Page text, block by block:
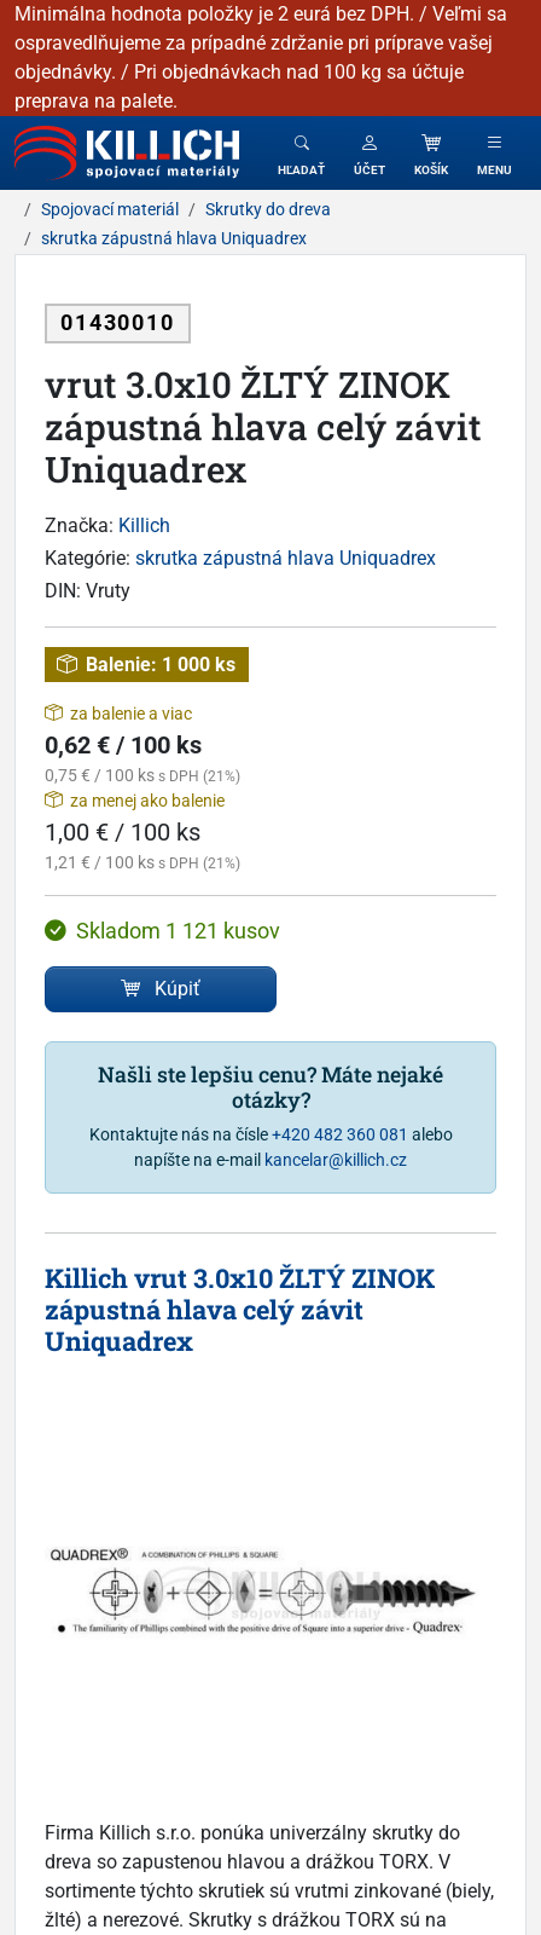
Minimálna hodnota položky je 2 eurá bez DPH. / Veľmi sa
ospravedlňujeme za prípadné zdržanie pri príprave vašej
objednávky. / Pri objednávkach nad 100 kg sa účtuje
preprava na palete.
KILLICH - Spojovacie materiály
HĽADAŤ ÚČET KOŠÍK MENU
Spojovací materiál
Skrutky do dreva
skrutka zápustná hlava Uniquadrex
01430010
vrut 3.0x10 ŽLTÝ ZINOK
zápustná hlava celý závit
Uniquadrex
Značka: Killich
Kategórie: skrutka zápustná hlava Uniquadrex
DIN: Vruty
Balenie: 1 000 ks
za balenie a viac
0,62 € / 100 ks
0,75 € / 100 ks s DPH (21%)
za menej ako balenie
1,00 € / 100 ks
1,21 € / 100 ks s DPH (21%)
Skladom 1 121 kusov
Kúpiť
Našli ste lepšiu cenu? Máte nejaké
otázky?
Kontaktujte nás na čísle+420 482 360 081 alebo
napíšte na e-mail kancelar@killich.cz
Killich vrut 3.0x10 ŽLTÝ ZINOK
zápustná hlava celý závit
Uniquadrex
Firma Killich s.r.o. ponúka univerzálny skrutky do
dreva so zapustenou hlavou a drážkou TORX. V
sortimente týchto skrutiek sú vrutmi zinkované (biely,
žlté) a nerezové. Skrutky s drážkou TORX sú na